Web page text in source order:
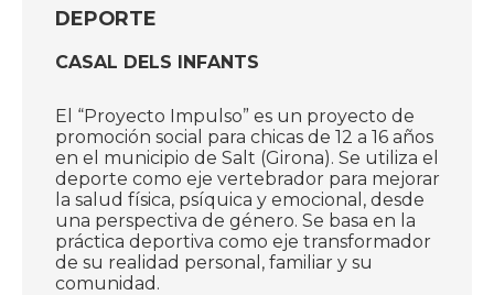
DEPORTE
CASAL DELS INFANTS
El “Proyecto Impulso” es un proyecto de
promoción social para chicas de 12 a 16 años
en el municipio de Salt (Girona). Se utiliza el
deporte como eje vertebrador para mejorar
la salud física, psíquica y emocional, desde
una perspectiva de género. Se basa en la
práctica deportiva como eje transformador
de su realidad personal, familiar y su
comunidad.